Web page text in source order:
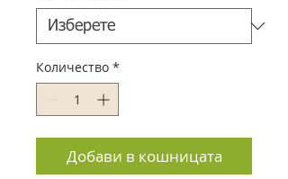
Количество *
Добави в кошницата